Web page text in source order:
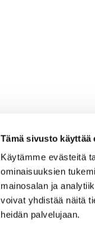
Tämä sivusto käyttää
Käytämme evästeitä
ominaisuuksien
mainosalan ja
voivat yhdistää näitä
heidän palvelujaan.